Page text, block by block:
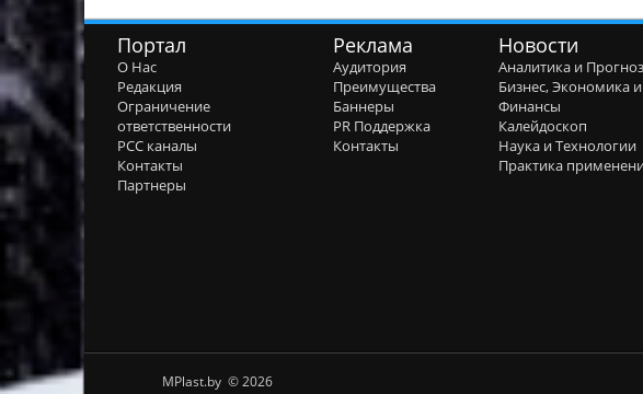
Портал
О Нас
Редакция
Ограничение
ответственности
РСС каналы
Контакты
Партнеры
Реклама
Аудитория
Преимущества
Баннеры
PR Поддержка
Контакты
Новости
Аналитика и
Бизнес, Экономика и
Финансы
Калейдоскоп
Наука и Технологии
Практика
MPlast.by © 2026